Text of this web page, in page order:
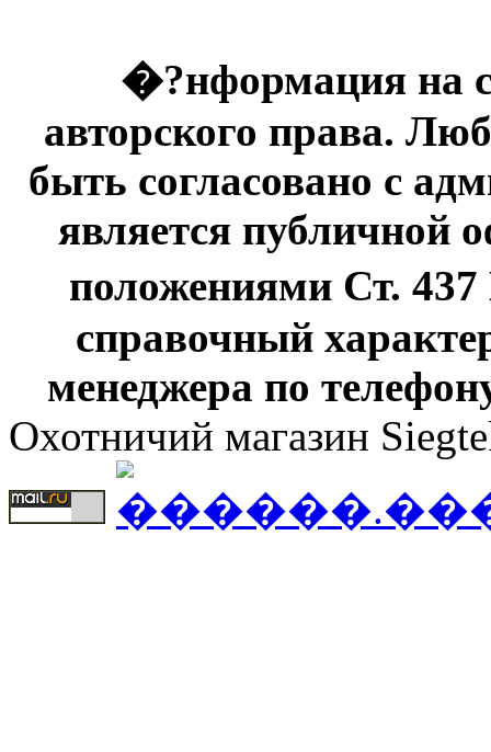
�?нформация на
авторского права.
быть согласовано с
является публичной
положениями Ст.
справочный
менеджера по
Охотничий магазин